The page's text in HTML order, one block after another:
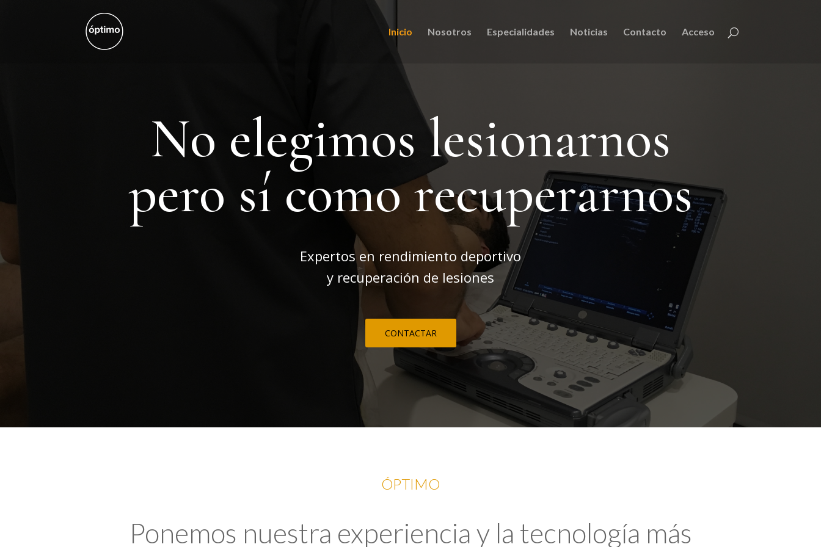
Inicio Nosotros Especialidades Noticias Contacto Acceso
No elegimos lesionarnos
pero sí como recuperarnos
Expertos en rendimiento deportivo
y recuperación de lesiones
CONTACTAR
ÓPTIMO
Ponemos nuestra experiencia y la tecnología más